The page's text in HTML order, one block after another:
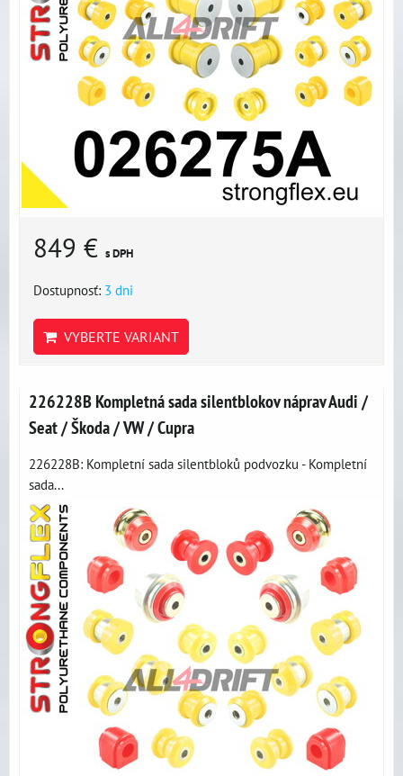
849 € s DPH
Dostupnosť: 3 dni
VYBERTE VARIANT
226228B Kompletná sada silentblokov náprav Audi /
Seat / Škoda / VW / Cupra
226228B: Kompletní sada silentbloků podvozku - Kompletní
sada...